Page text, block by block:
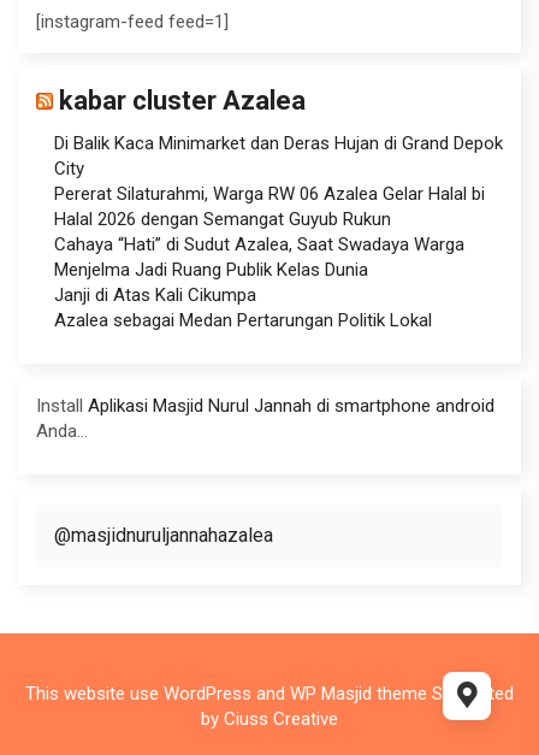
[instagram-feed feed=1]
kabar cluster Azalea
Di Balik Kaca Minimarket dan Deras Hujan di Grand Depok
City
Pererat Silaturahmi, Warga RW 06 Azalea Gelar Halal bi
Halal 2026 dengan Semangat Guyub Rukun
Cahaya “Hati” di Sudut Azalea, Saat Swadaya Warga
Menjelma Jadi Ruang Publik Kelas Dunia
Janji di Atas Kali Cikumpa
Azalea sebagai Medan Pertarungan Politik Lokal
Install Aplikasi Masjid Nurul Jannah di smartphone android
Anda...
@masjidnuruljannahazalea
This website use WordPress and WP Masjid theme Supported
by Ciuss Creative